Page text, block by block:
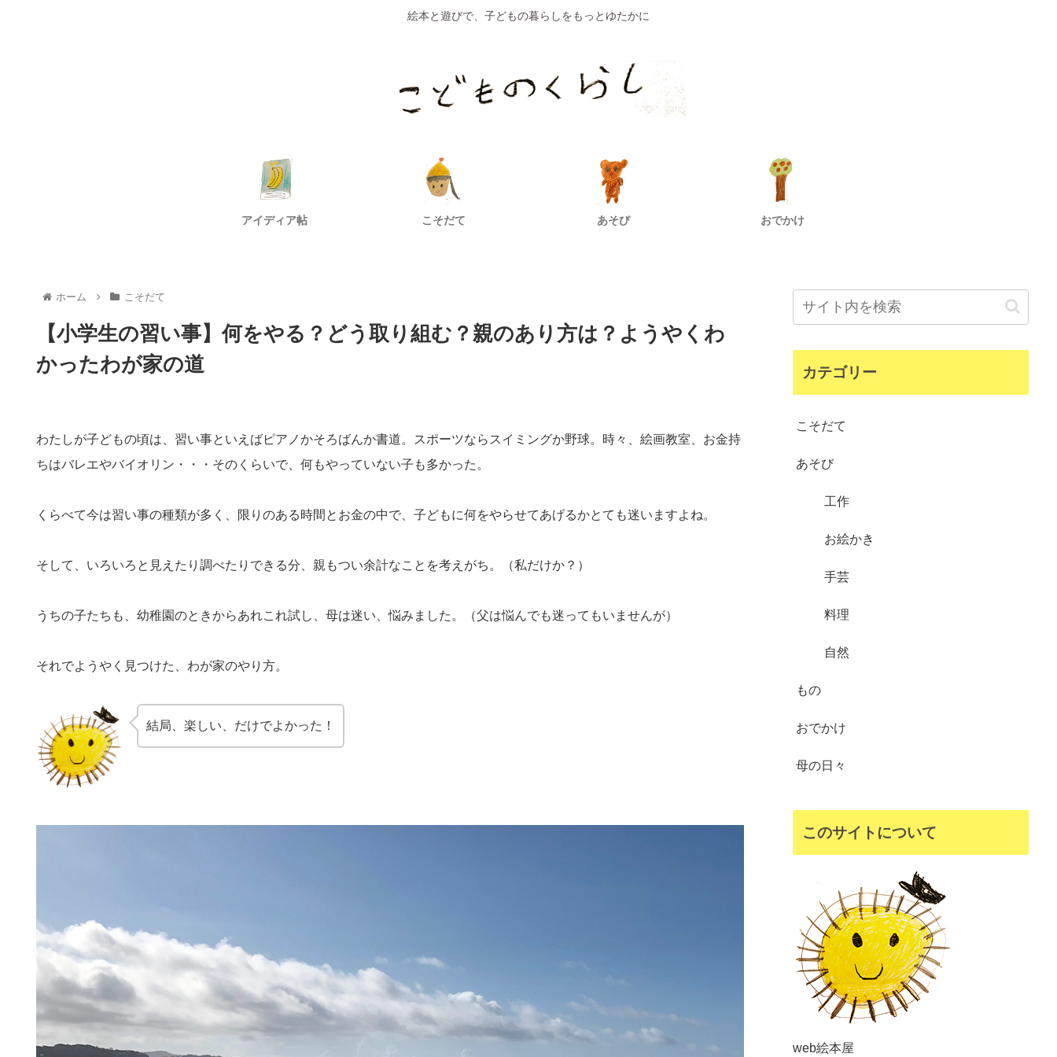
絵本と遊びで、子どもの暮らしをもっとゆたかに
アイディア帖 こそだて あそび おでかけ
ホーム こそだて
【小学生の習い事】何をやる？どう取り組む？親のあり方は？ようやくわ
かったわが家の道
わたしが子どもの頃は、習い事といえばピアノかそろばんか書道。スポーツならスイミングか野球。時々、絵画教室、お金持
ちはバレエやバイオリン・・・そのくらいで、何もやっていない子も多かった。
くらべて今は習い事の種類が多く、限りのある時間とお金の中で、子どもに何をやらせてあげるかとても迷いますよね。
そして、いろいろと見えたり調べたりできる分、親もつい余計なことを考えがち。（私だけか？）
うちの子たちも、幼稚園のときからあれこれ試し、母は迷い、悩みました。（父は悩んでも迷ってもいませんが）
それでようやく見つけた、わが家のやり方。
結局、楽しい、だけでよかった！
カテゴリー
こそだて
あそび
工作
お絵かき
手芸
料理
自然
もの
おでかけ
母の日々
このサイトについて
web絵本屋